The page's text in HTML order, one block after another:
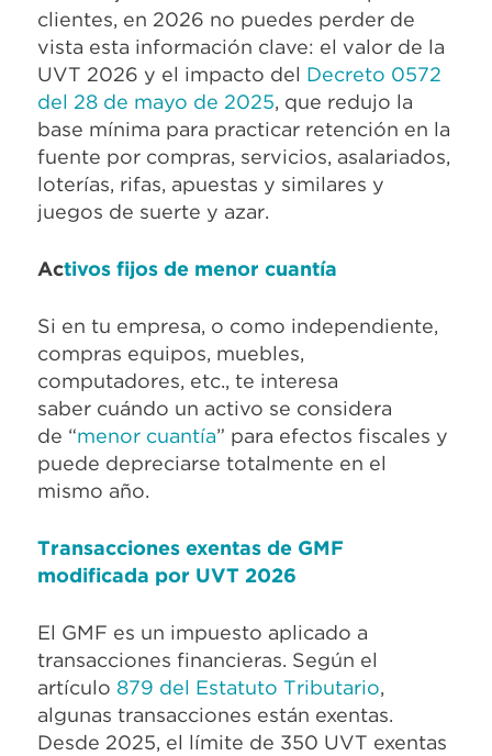
clientes, en 2026 no puedes perder de
vista esta información clave: el valor de la
UVT 2026 y el impacto del Decreto 0572
del 28 de mayo de 2025, que redujo la
base mínima para practicar retención en la
fuente por compras, servicios, asalariados,
loterías, rifas, apuestas y similares y
juegos de suerte y azar.
Activos fijos de menor cuantía
Si en tu empresa, o como independiente,
compras equipos, muebles,
computadores, etc., te interesa
saber cuándo un activo se considera
de “menor cuantía” para efectos fiscales y
puede depreciarse totalmente en el
mismo año.
Transacciones exentas de GMF
modificada por UVT 2026
El GMF es un impuesto aplicado a
transacciones financieras. Según el
artículo 879 del Estatuto Tributario,
algunas transacciones están exentas.
Desde 2025, el límite de 350 UVT exentas